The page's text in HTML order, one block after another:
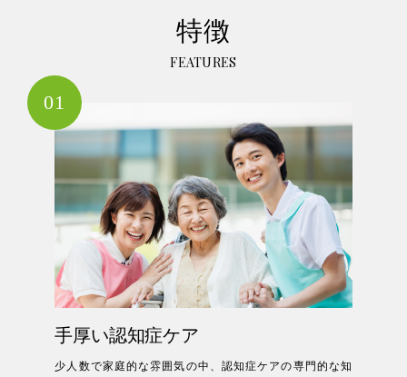
特徴
FEATURES
01
手厚い認知症ケア
少人数で家庭的な雰囲気の中、認知症ケアの専門的な知